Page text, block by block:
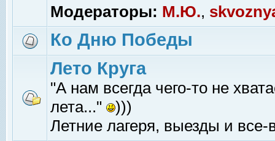
Модераторы: М.Ю.,
Ко Дню Победы
Лето Круга
"А нам всегда чего-то не
лета..."
)))
Летние лагеря, выезды и все-